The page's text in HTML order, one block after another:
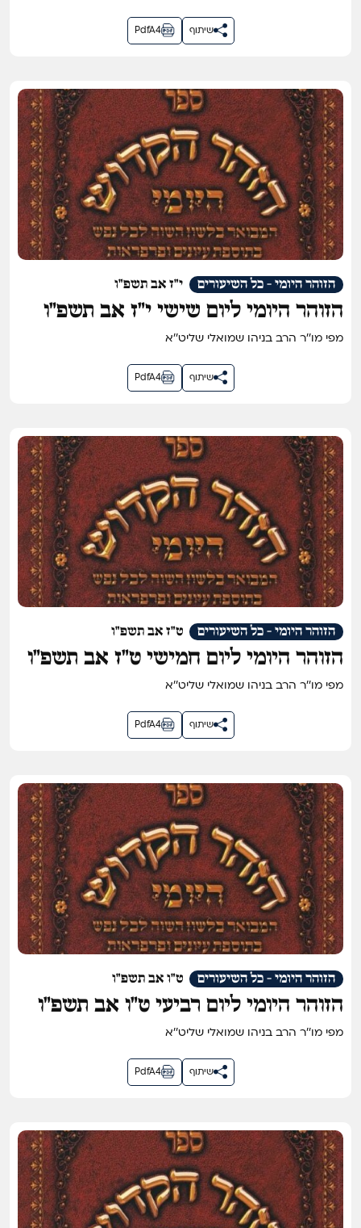
PdfA4 שיתוף
י"ז אב תשפ"ו הזוהר היומי - כל השיעורים
הזוהר היומי ליום שישי י״ז אב תשפ״ו
מפי מו''ר הרב בניהו שמואלי שליט''א
PdfA4 שיתוף
ט"ז אב תשפ"ו הזוהר היומי - כל השיעורים
הזוהר היומי ליום חמישי ט״ז אב תשפ״ו
מפי מו''ר הרב בניהו שמואלי שליט''א
PdfA4 שיתוף
ט"ו אב תשפ"ו הזוהר היומי - כל השיעורים
הזוהר היומי ליום רביעי ט״ו אב תשפ״ו
מפי מו''ר הרב בניהו שמואלי שליט''א
PdfA4 שיתוף